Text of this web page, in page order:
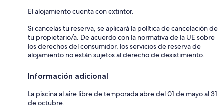
El alojamiento cuenta con extintor.
Si cancelas tu reserva, se aplicará la política de cancelación de
tu propietario/a. De acuerdo con la normativa de la UE sobre
los derechos del consumidor, los servicios de reserva de
alojamiento no están sujetos al derecho de desistimiento.
Información adicional
La piscina al aire libre de temporada abre del 01 de mayo al 31
de octubre.